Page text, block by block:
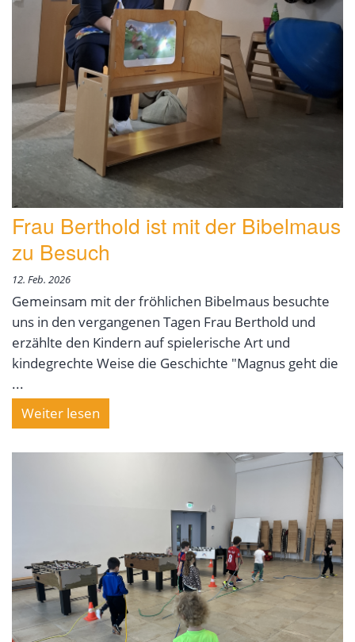
Frau Berthold ist mit der Bibelmaus
zu Besuch
12. Feb. 2026
Gemeinsam mit der fröhlichen Bibelmaus besuchte
uns in den vergangenen Tagen Frau Berthold und
erzählte den Kindern auf spielerische Art und
kindegrechte Weise die Geschichte "Magnus geht die
...
Weiter lesen